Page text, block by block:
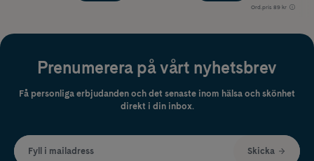
Ord.pris 89 kr
Prenumerera på vårt nyhetsbrev
Få personliga erbjudanden och det senaste inom hälsa och skönhet
direkt i din inbox.
Fyll i mailadress Skicka